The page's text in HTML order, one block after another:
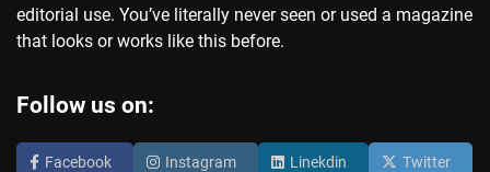
editorial use. You’ve literally never seen or used a magazine
that looks or works like this before.
Follow us on:
Facebook Instagram Linekdin Twitter